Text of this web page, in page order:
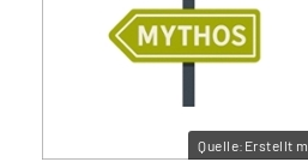
Quelle:Erstellt